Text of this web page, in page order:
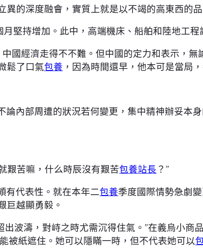
的深度融會，實質上就是以不竭的高東西的
堅持增加。此中，高端機床、船舶和陸地工程
國經濟走得不不難。但中國的定力和表示，
鬆了口氣包養 ，因為時間還早，他本可是當局
論內部周遭的狀況若何變更，集中精神辦妥本
艱苦嘛，什么時辰沒有艱苦包養站長 ？”
有代表性。就在本年二包養季度國際情勢急劇
巨越顯勇毅。
出波濤，對峙之時尤需沉得住氣。”在義烏小
被紙遮住。她可以隱瞞一時，但不代表她可以